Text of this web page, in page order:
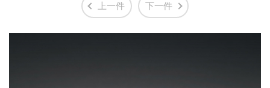
術
上一件 下一件